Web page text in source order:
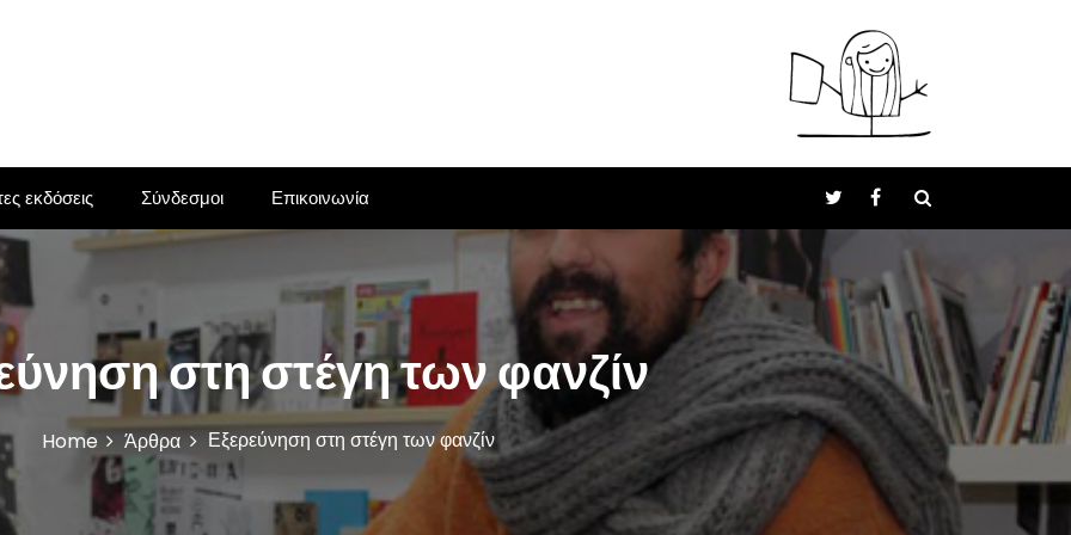
εκδόσεις Σύνδεσμοι Επικοινωνία
στη στέγη των φανζίν
Home Άρθρα Εξερεύνηση στη στέγη των φανζίν
i